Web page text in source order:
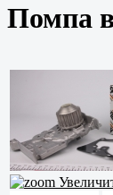
Помпа